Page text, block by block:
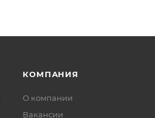
КОМПАНИЯ
О компании
Вакансии